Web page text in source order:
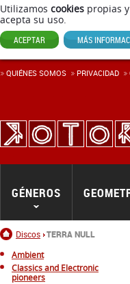
Utilizamos cookies propias
acepta su uso.
ACEPTAR MÁS
Inicio
Discos TERRA NULL
GÉNEROS
QUIÉNES SOMOS PRIVACIDAD
Ambient
Classics and Electronic
pioneers